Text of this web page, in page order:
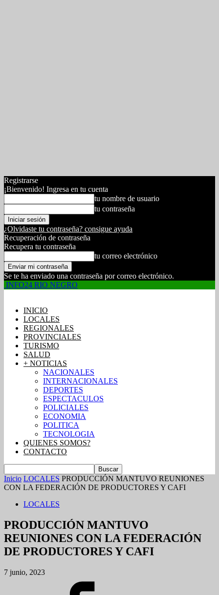
Registrarse
¡Bienvenido! Ingresa en tu cuenta
tu nombre de usuario
tu contraseña
¿Olvidaste tu contraseña? consigue ayuda
Recuperación de contraseña
Recupera tu contraseña
tu correo electrónico
Se te ha enviado una contraseña por correo electrónico.
INFO24 RIO NEGRO
INICIO
LOCALES
REGIONALES
PROVINCIALES
TURISMO
SALUD
+ NOTICIAS
NACIONALES
INTERNACIONALES
DEPORTES
ESPECTACULOS
POLICIALES
ECONOMIA
POLITICA
TECNOLOGIA
QUIENES SOMOS?
CONTACTO
Inicio LOCALES PRODUCCIÓN MANTUVO REUNIONES
CON LA FEDERACIÓN DE PRODUCTORES Y CAFI
LOCALES
PRODUCCIÓN MANTUVO
REUNIONES CON LA FEDERACIÓN
DE PRODUCTORES Y CAFI
7 junio, 2023